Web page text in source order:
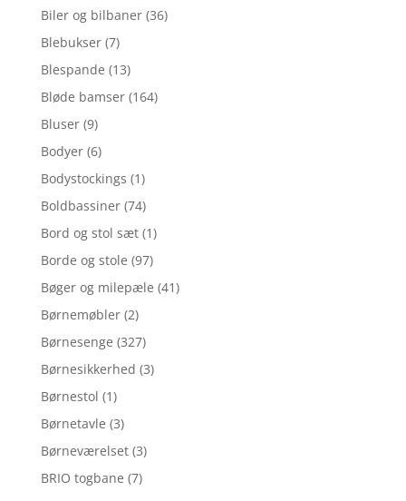
Biler og bilbaner (36)
Blebukser (7)
Blespande (13)
Bløde bamser (164)
Bluser (9)
Bodyer (6)
Bodystockings (1)
Boldbassiner (74)
Bord og stol sæt (1)
Borde og stole (97)
Bøger og milepæle (41)
Børnemøbler (2)
Børnesenge (327)
Børnesikkerhed (3)
Børnestol (1)
Børnetavle (3)
Børneværelset (3)
BRIO togbane (7)